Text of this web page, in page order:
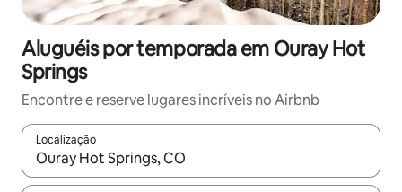
Aluguéis por temporada em Ouray Hot
Springs
Encontre e reserve lugares incríveis no Airbnb
Localização
Quando os resultados estiverem disponíveis, explore-os